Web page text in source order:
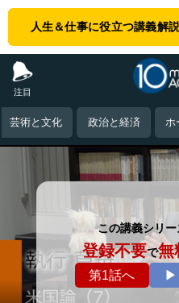
人生＆仕事に役立つ講義解
注目
芸術と文化 政治と経済 ホ
この講義シリ
登録不要で無
第1話へ ▶